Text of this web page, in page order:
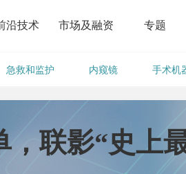
沿技术 市场及融资 专题
急救和监护 内窥镜 手术机
，联影“史上